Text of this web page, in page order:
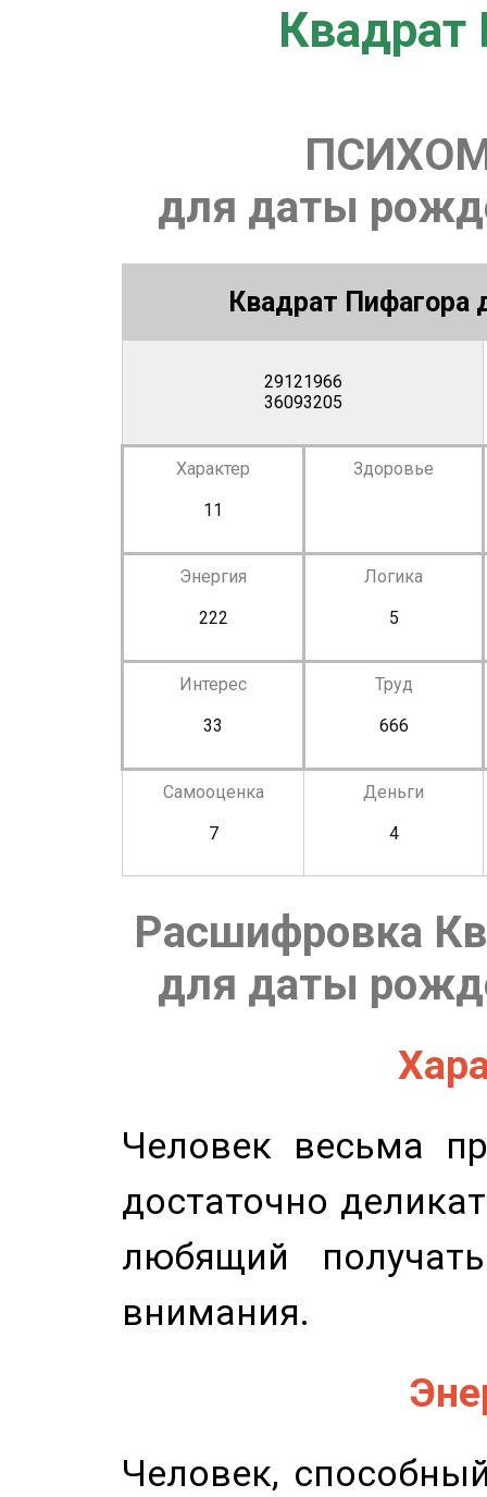
Квадрат
для даты
Квадрат Пифагора
29121966
36093205
Характер
11
Здоровье
Энергия
222
Логика
5
Интерес
33
Труд
666
Самооценка
7
Деньги
4
Расшифровка
для даты
Человек весьма
достаточно
любящий
внимания.
Человек,